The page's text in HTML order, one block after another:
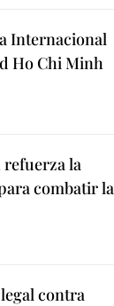
Internacional
Ho Chi Minh
la
combatir la
contra